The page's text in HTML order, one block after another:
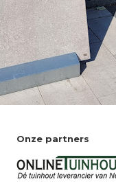
Onze partners